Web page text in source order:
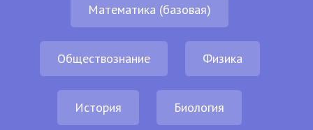
Математика (базовая)
Обществознание Физика
История Биология